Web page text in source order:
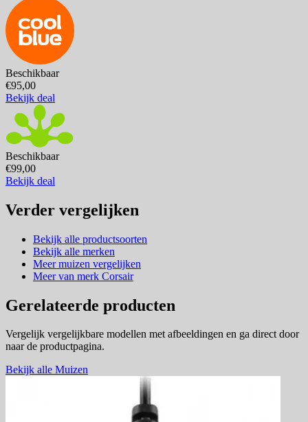
Beschikbaar
€95,00
Bekijk deal
Beschikbaar
€99,00
Bekijk deal
Verder vergelijken
Bekijk alle productsoorten
Bekijk alle merken
Meer muizen vergelijken
Meer van merk Corsair
Gerelateerde producten
Vergelijk vergelijkbare modellen met afbeeldingen en ga direct door
naar de productpagina.
Bekijk alle Muizen